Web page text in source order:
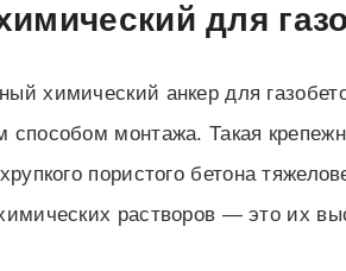
для
химический анкер для
способом монтажа. Такая
пористого бетона
растворов — это их